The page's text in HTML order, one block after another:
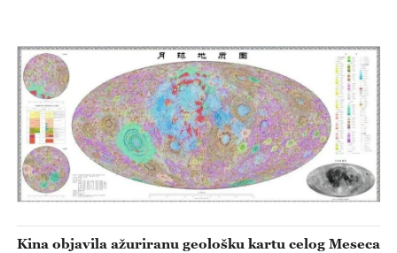
Kina objavila ažuriranu geološku kartu celog Meseca